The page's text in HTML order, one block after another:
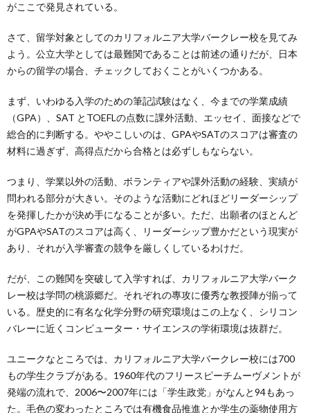
がここで発見されている。
さて、留学対象としてのカリフォルニア大学バークレー校を見てみ
よう。公立大学としては最難関であることは前述の通りだが、日本
からの留学の場合、チェックしておくことがいくつかある。
まず、いわゆる入学のための筆記試験はなく、今までの学業成績
（GPA）、SAT とTOEFLの点数に課外活動、エッセイ、面接などで
総合的に判断する。ややこしいのは、GPAやSATのスコアは審査の
材料に過ぎず、高得点だから合格とは必ずしもならない。
つまり、学業以外の活動、ボランティアや課外活動の経験、実績が
問われる部分が大きい。そのような活動にどれほどリーダーシップ
を発揮したかが決め手になることが多い。ただ、出願者のほとんど
がGPAやSATのスコアは高く、リーダーシップ豊かだという現実が
あり、それが入学審査の競争を厳しくしているわけだ。
だが、この難関を突破して入学すれば、カリフォルニア大学バーク
レー校は学問の桃源郷だ。それぞれの專攻に優秀な教授陣が揃って
いる。歴史的に有名な化学分野の研究環境はこの上なく、シリコン
バレーに近くコンピューター・サイエンスの学術環境は抜群だ。
ユニークなところでは、カリフォルニア大学バークレー校には700
もの学生クラブがある。1960年代のフリースピーチムーヴメントが
発端の流れで、2006〜2007年には「学生政党」がなんと94もあっ
た。毛色の変わったところでは有機食品推進とか学生の薬物使用方